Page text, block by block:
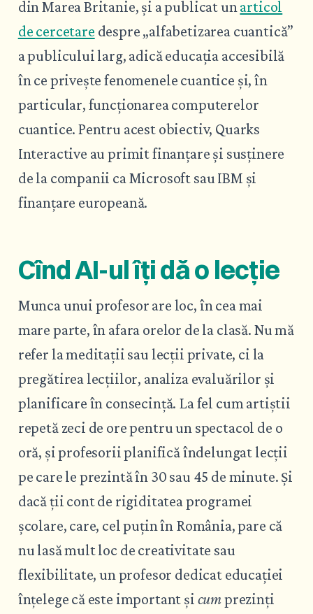
din Marea Britanie, și a publicat unarticol
de cercetare despre „alfabetizarea cuantică”
a publicului larg, adică educația accesibilă
în ce privește fenomenele cuantice și, în
particular, funcționarea computerelor
cuantice. Pentru acest obiectiv, Quarks
Interactive au primit finanțare și susținere
de la companii ca Microsoft sau IBM și
finanțare europeană.
Cînd AI-ul îți dă o lecție
Munca unui profesor are loc, în cea mai
mare parte, în afara orelor de la clasă. Nu mă
refer la meditații sau lecții private, ci la
pregătirea lecțiilor, analiza evaluărilor și
planificare în consecință. La fel cum artiștii
repetă zeci de ore pentru un spectacol de o
oră, și profesorii planifică îndelungat lecții
pe care le prezintă în 30 sau 45 de minute. Și
dacă ții cont de rigiditatea programei
școlare, care, cel puțin în România, pare că
nu lasă mult loc de creativitate sau
flexibilitate, un profesor dedicat educației
înțelege că este important și cum prezinți